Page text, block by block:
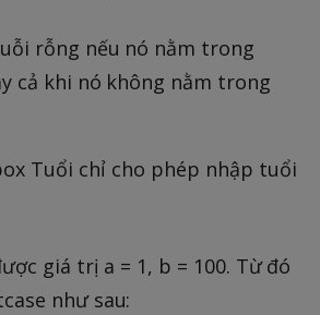
rỗng nếu nó nằm trong
cả khi nó không nằm trong
Tuổi chỉ cho phép nhập tuổi
giá trị a = 1, b = 100. Từ đó
như sau: